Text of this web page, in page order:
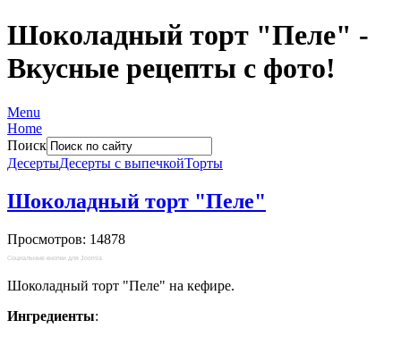
Шоколадный торт "Пеле" -
Вкусные рецепты с фото!
Menu
Home
Поиск
ДесертыДесерты с выпечкойТорты
Шоколадный торт "Пеле"
Просмотров: 14878
Социальные кнопки для Joomla
Шоколадный торт "Пеле" на кефире.
Ингредиенты: